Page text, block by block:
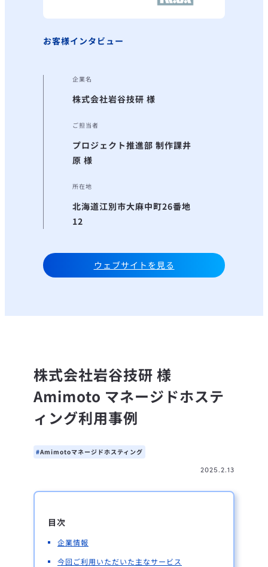
お客様インタビュー
企業名
株式会社岩谷技研 様
ご担当者
プロジェクト推進部 制作課井
原 様
所在地
北海道江別市大麻中町26番地
12
ウェブサイトを見る
株式会社岩谷技研 様
Amimoto マネージドホステ
ィング利用事例
Amimotoマネージドホスティング
2025.2.13
目次
企業情報
今回ご利用いただいた主なサービス